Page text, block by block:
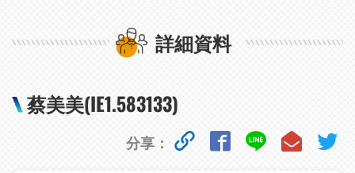
詳細資料
蔡美美(IE1.583133)
分享：